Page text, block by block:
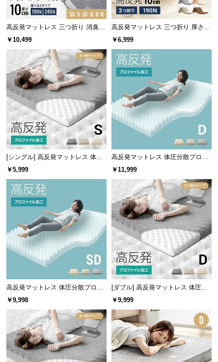
高反発マットレス 三つ折り 消臭
スタンダード 厚さ10cm [SS/S/SD/
D/Q/K]
￥10,499
高反発マットレス 三つ折り 厚さ10
cm [SS/ S/SD/D/Q/K]
￥6,999
[シングル] 高反発マットレス 体圧
分散プロファイル加工 厚さ10cm
￥5,999
高反発マットレス 体圧分散プロフ
ァイル加工 厚さ10cm D
￥11,999
高反発マットレス 体圧分散プロフ
ァイル加工 厚さ10cm SD
￥9,998
[ダブル] 高反発マットレス 体圧分
散プロファイル加工 厚さ10cm 三
つ折り
￥9,999